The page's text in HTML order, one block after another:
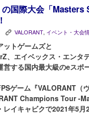
国際大会「Masters
K VALORANT, イベント・大会
ットゲームズと
、エイベックス・エンタ
営する国内最大級のeスポ
ゲーム『VALORANT（
Champions Tour -
レイキャビクで2021年5